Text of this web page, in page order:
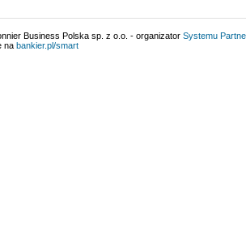
Business Polska sp. z o.o. - organizator Systemu
na bankier.pl/smart